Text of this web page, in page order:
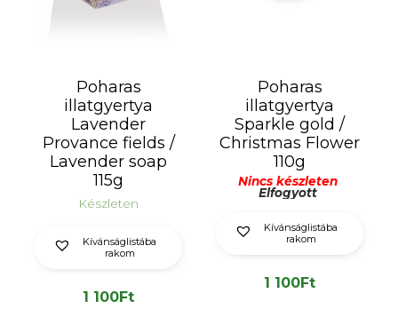
Poharas
illatgyertya
Lavender
Provance fields /
Lavender soap
115g
Készleten
Kívánságlistába
rakom
1 100Ft
Poharas
illatgyertya
Sparkle gold /
Christmas Flower
110g
Nincs készleten
Elfogyott
Kívánságlistába
rakom
1 100Ft